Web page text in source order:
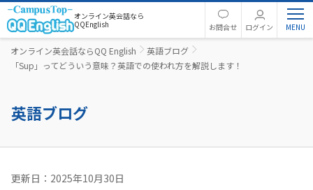
オンライン英会話なら
QQEnglish
お問合せ ログイン
オンライン英会話ならQQ English
英語ブログ
「Sup」ってどういう意味？英語での使われ方を解説します！
英語ブログ
更新日：2025年10月30日